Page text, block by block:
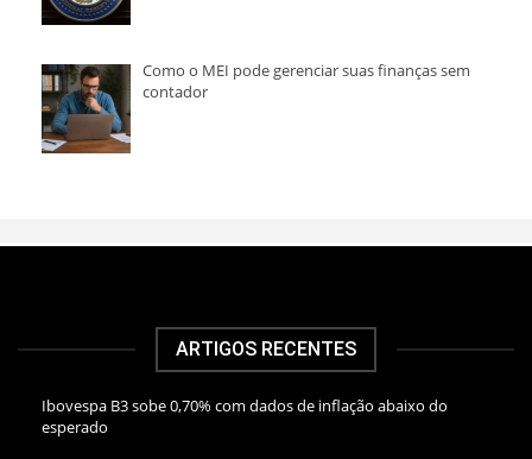
Como o MEI pode gerenciar suas finanças sem
contador
ARTIGOS RECENTES
Ibovespa B3 sobe 0,70% com dados de inflação abaixo do
esperado